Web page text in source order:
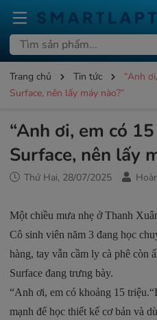
Trang chủ Tin tức
“Anh
Surface, nên lấy máy nào?”
“Anh ơi, em có
Surface, nên lấy
Thứ Hai, 28/07/2025
Một chiều mưa nhẹ ở Thanh
Cô sinh viên năm 3 đang học
hàng, tay vẫn cầm ly cà phê còn
Surface đang trưng bày.
“Anh ơi, em có khoảng 15
mạnh để học thiết kế cơ bản và